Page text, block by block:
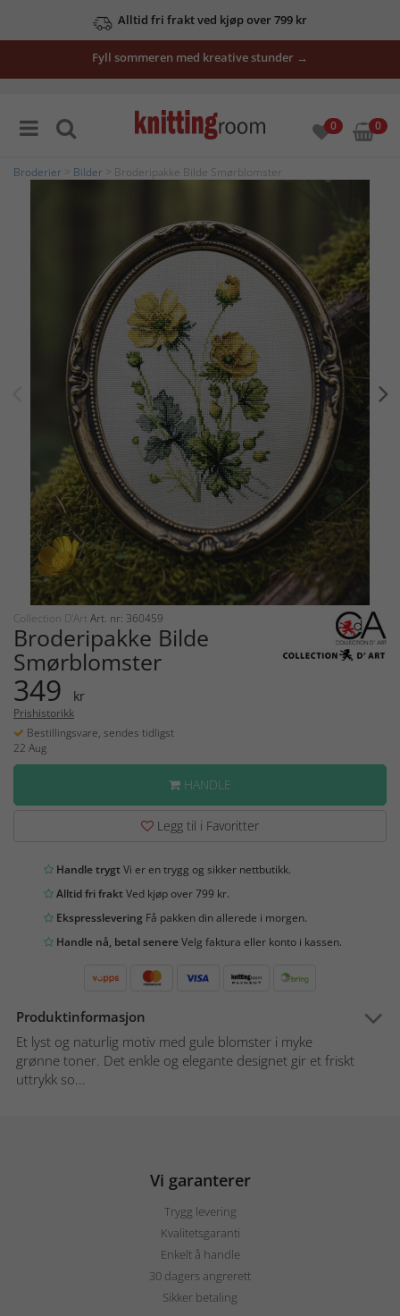
Alltid fri frakt ved kjøp over 799 kr
Fyll sommeren med kreative stunder →
0 0
Broderier Bilder > Broderipakke Bilde Smørblomster
Collection D'Art Art. nr: 360459
Broderipakke Bilde
Smørblomster
349 kr
Prishistorikk
Bestillingsvare, sendes tidligst
22 Aug
HANDLE
Legg til i Favoritter
Handle trygtVi er en trygg og sikker nettbutikk.
Alltid fri fraktVed kjøp over 799 kr.
Ekspresslevering Få pakken din allerede i morgen.
Handle nå, betal senereVelg faktura eller konto i kassen.
Produktinformasjon
Et lyst og naturlig motiv med gule blomster i myke
grønne toner. Det enkle og elegante designet gir et friskt
uttrykk so...
Vi garanterer
Trygg levering
Kvalitetsgaranti
Enkelt å handle
30 dagers angrerett
Sikker betaling